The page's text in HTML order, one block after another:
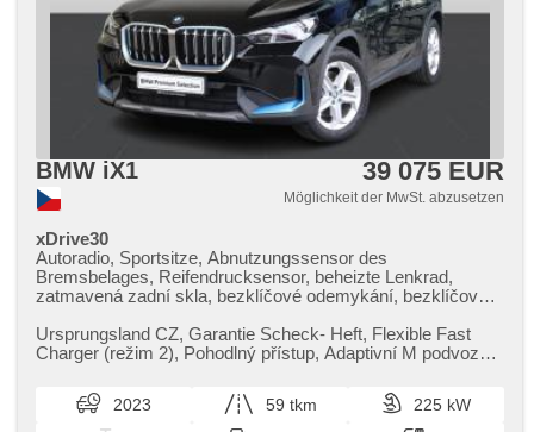
BMW iX1 39 075 EUR
Möglichkeit der MwSt. abzusetzen
xDrive30
Autoradio, Sportsitze, Abnutzungssensor des
Bremsbelages, Reifendrucksensor, beheizte Lenkrad,
zatmavená zadní skla, bezklíčové odemykání, bezklíčové
Blind Spot Anzeige, Parkassistent, LED denní svícení
Ursprungsland CZ,​ Garantie Scheck​- Heft,​ Flexible Fast
Charger (režim 2),​ Pohodlný přístup,​ Adaptivní M podvozek,​
2023 59 tkm
225 kW